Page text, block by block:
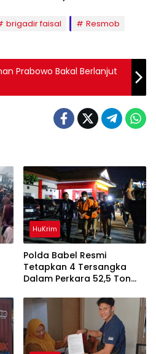
brigadir faisal
Resmob
Prabowo Bakal Berlanjut
HuKrim
Polda Babel Resmi
Tetapkan 4 Tersangka
Dalam Perkara 52,5 Ton
Belitung